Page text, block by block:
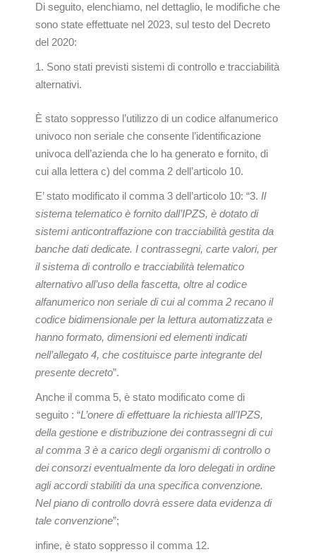
Di seguito, elenchiamo, nel dettaglio, le modifiche che
sono state effettuate nel 2023, sul testo del Decreto
del 2020:
Sono stati previsti sistemi di controllo e tracciabilità
alternativi.
È stato soppresso l’utilizzo di un codice alfanumerico
univoco non seriale che consente l’identificazione
univoca dell’azienda che lo ha generato e fornito, di
cui alla lettera c) del comma 2 dell’articolo 10.
E’ stato modificato il comma 3 dell’articolo 10: “3. Il
sistema telematico è fornito dall’IPZS, è dotato di
sistemi anticontraffazione con tracciabilità gestita da
banche dati dedicate. I contrassegni, carte valori, per
il sistema di controllo e tracciabilità telematico
alternativo all’uso della fascetta, oltre al codice
alfanumerico non seriale di cui al comma 2 recano il
codice bidimensionale per la lettura automatizzata e
hanno formato, dimensioni ed elementi indicati
nell’allegato 4, che costituisce parte integrante del
presente decreto”.
Anche il comma 5, è stato modificato come di
seguito : “L’onere di effettuare la richiesta all’IPZS,
della gestione e distribuzione dei contrassegni di cui
al comma 3 è a carico degli organismi di controllo o
dei consorzi eventualmente da loro delegati in ordine
agli accordi stabiliti da una specifica convenzione.
Nel piano di controllo dovrà essere data evidenza di
tale convenzione”;
infine, è stato soppresso il comma 12.